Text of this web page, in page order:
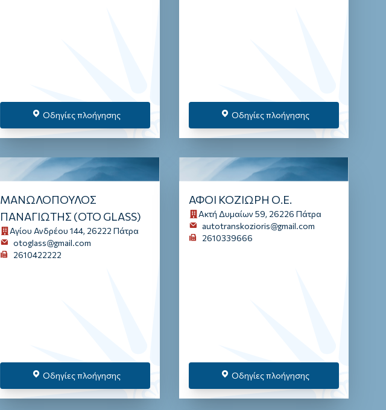
Οδηγίες πλοήγησης Οδηγίες πλοήγησης
ΜΑΝΩΛΟΠΟΥΛΟΣ
ΠΑΝΑΓΙΩΤΗΣ (OTO GLASS)
Αγίου Ανδρέου 144, 26222 Πάτρα
otoglass@gmail.com
2610422222
Οδηγίες πλοήγησης
ΑΦΟΙ ΚΟΖΙΩΡΗ Ο.Ε.
Ακτή Δυμαίων 59, 26226 Πάτρα
autotranskozioris@gmail.com
2610339666
Οδηγίες πλοήγησης